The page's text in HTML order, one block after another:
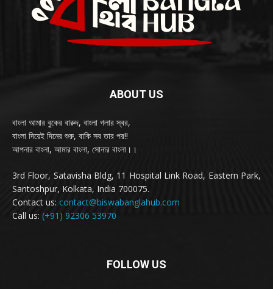
ABOUT US
বাংলা আমার বুকের বারুদ, বাংলা গলার স্বর,
বাংলা দিয়েই দিনের শুরু, বাকি সব তার পর!!
আপনার বাংলা, আমার বাংলা, সোনার বাংলা।।
3rd Floor, Satavisha Bldg, 11 Hospital Link Road, Eastern Park,
Santoshpur, Kolkata, India 700075.
Contact us: contact@biswabanglahub.com
Call us: (+91) 92306 53970
FOLLOW US